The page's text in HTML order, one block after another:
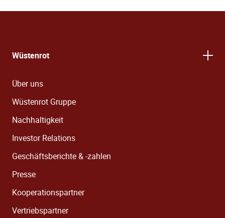
Wüstenrot
Über uns
Wüstenrot Gruppe
Nachhaltigkeit
Investor Relations
Geschäftsberichte & -zahlen
Presse
Kooperationspartner
Vertriebspartner